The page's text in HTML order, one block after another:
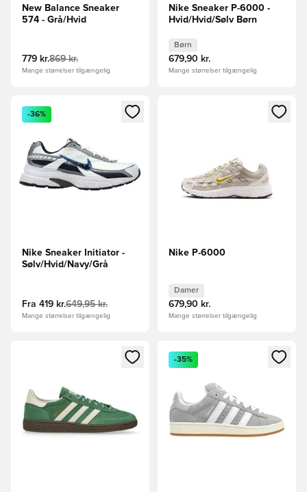
New Balance Sneaker
574 - Grå/Hvid
779 kr.869 kr.
Mange størrelser tilgængelig
Nike Sneaker P-6000 -
Hvid/Hvid/Sølv Børn
Børn
679,90 kr.
Mange størrelser tilgængelig
Åbner en Modal til at logge ind eller tilmelde dig som
-36%
Nike Sneaker Initiator -
Sølv/Hvid/Navy/Grå
Fra 419 kr.649,95 kr.
Mange størrelser tilgængelig
Åbner en Modal til at logge
Nike P-6000
Damer
679,90 kr.
Mange størrelser tilgængelig
Åbner en Modal til at logge ind eller tilmelde dig som
Åbner en Modal til at logge
-35%